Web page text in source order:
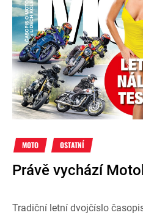
MOTO OSTATNÍ
Právě vychází
Tradiční letní dvojčíslo